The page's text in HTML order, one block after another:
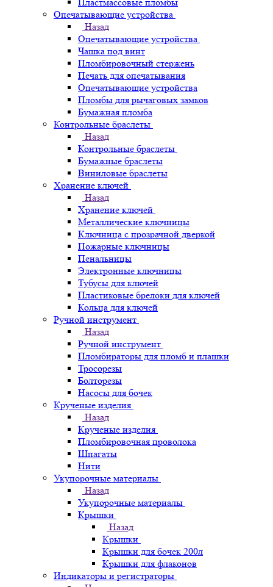
Опечатывающие устройства
Назад
Опечатывающие устройства
Чашка под винт
Пломбировочный стержень
Печать для опечатывания
Опечатывающие устройства
Пломбы для рычаговых замков
Бумажная пломба
Контрольные браслеты
Назад
Контрольные браслеты
Бумажные браслеты
Виниловые браслеты
Хранение ключей
Назад
Хранение ключей
Металлические ключницы
Ключница с прозрачной дверкой
Пожарные ключницы
Пенальницы
Электронные ключницы
Тубусы для ключей
Пластиковые брелоки для ключей
Кольца для ключей
Ручной инструмент
Назад
Ручной инструмент
Пломбираторы для пломб и плашки
Тросорезы
Болторезы
Насосы для бочек
Крученые изделия
Назад
Крученые изделия
Пломбировочная проволока
Шпагаты
Нити
Укупорочные материалы
Назад
Укупорочные материалы
Крышки
Назад
Крышки
Крышки для бочек 200л
Крышки для флаконов
Индикаторы и регистраторы